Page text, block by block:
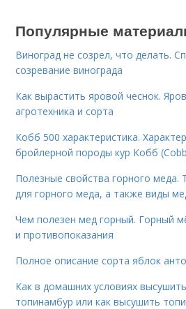
Популярные
Виноград не созрел, что делать.
созревание винограда
Как вырастить яровой чеснок.
агротехника и сорта
Кобб 500 характеристика.
бройлерной породы кур Кобб
Полезные свойства горного меда.
для горного меда, а также виды
Чем полезен мед горный. Горный
и противопоказания
Полное описание сорта яблок
Как в домашних условиях
топинамбур или как высушить